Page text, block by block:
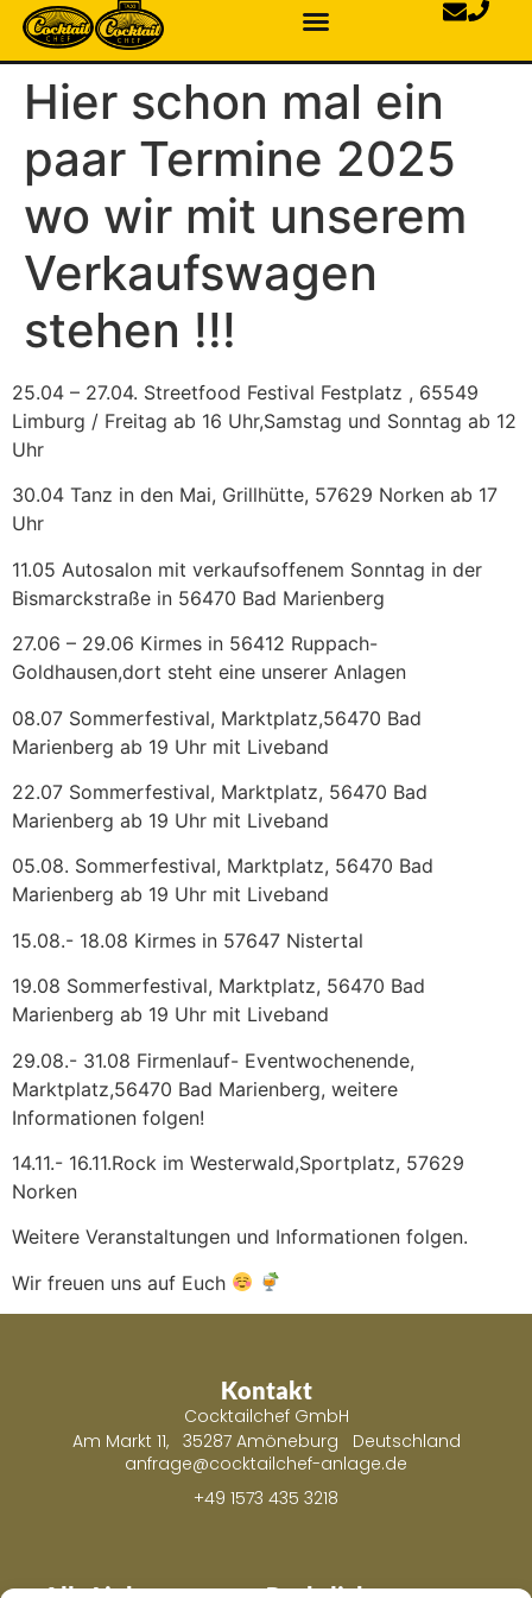
Hier schon mal ein
paar Termine 2025
wo wir mit unserem
Verkaufswagen
stehen !!!
25.04 – 27.04. Streetfood Festival Festplatz , 65549
Limburg / Freitag ab 16 Uhr,Samstag und Sonntag ab 12
Uhr
30.04 Tanz in den Mai, Grillhütte, 57629 Norken ab 17
Uhr
11.05 Autosalon mit verkaufsoffenem Sonntag in der
Bismarckstraße in 56470 Bad Marienberg
27.06 – 29.06 Kirmes in 56412 Ruppach-
Goldhausen,dort steht eine unserer Anlagen
08.07 Sommerfestival, Marktplatz,56470 Bad
Marienberg ab 19 Uhr mit Liveband
22.07 Sommerfestival, Marktplatz, 56470 Bad
Marienberg ab 19 Uhr mit Liveband
05.08. Sommerfestival, Marktplatz, 56470 Bad
Marienberg ab 19 Uhr mit Liveband
15.08.- 18.08 Kirmes in 57647 Nistertal
19.08 Sommerfestival, Marktplatz, 56470 Bad
Marienberg ab 19 Uhr mit Liveband
29.08.- 31.08 Firmenlauf- Eventwochenende,
Marktplatz,56470 Bad Marienberg, weitere
Informationen folgen!
14.11.- 16.11.Rock im Westerwald,Sportplatz, 57629
Norken
Weitere Veranstaltungen und Informationen folgen.
Wir freuen uns auf Euch
Kontakt
Cocktailchef GmbH
Am Markt 11, 35287 Amöneburg Deutschland
anfrage@cocktailchef-anlage.de
+49 1573 435 3218